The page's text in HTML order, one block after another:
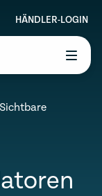
HÄNDLER-LOGIN
Sichtbare